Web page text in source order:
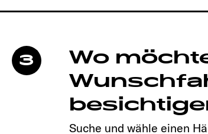
3
Wo
Suche und wähle einen